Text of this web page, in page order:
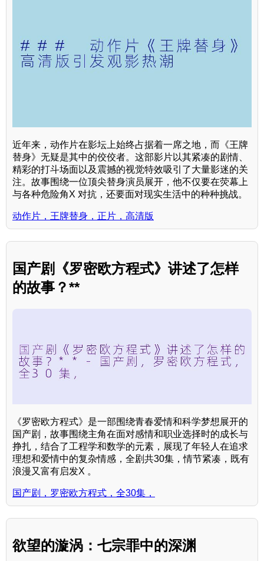
近年来，动作片在影坛上始终占据着一席之地，而《王牌
替身》无疑是其中的佼佼者。这部影片以其紧凑的剧情、
精彩的打斗场面以及震撼的视觉特效吸引了大量影迷的关
注。故事围绕一位顶尖替身演员展开，他不仅要在荧幕上
与各种危险角X 对抗，还要面对现实生活中的种种挑战。
动作片，王牌替身，正片，高清版
国产剧《罗密欧方程式》讲述了怎样
的故事？**
《罗密欧方程式》是一部围绕青春爱情和科学梦想展开的
国产剧，故事围绕主角在面对感情和职业选择时的成长与
挣扎，结合了工程学和数学的元素，展现了年轻人在追求
理想和爱情中的复杂情感，全剧共30集，情节紧凑，既有
浪漫又富有启发X 。
国产剧，罗密欧方程式，全30集，
欲望的漩涡：七宗罪中的深渊